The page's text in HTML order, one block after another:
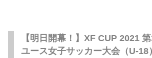
【明日開幕！】XF CUP 2021
ユース女子サッカー大会（U-